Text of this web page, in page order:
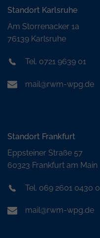
Standort Karlsruhe
Am Storrenacker 1a
76139 Karlsruhe
Tel. 0721 9639 01
mail@rwm-wpg.de
Standort Frankfurt
Eppsteiner Straße 57
60323 Frankfurt am Main
Tel. 069 2601 0430 0
mail@rwm-wpg.de